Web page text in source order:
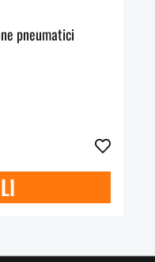
pneumatici